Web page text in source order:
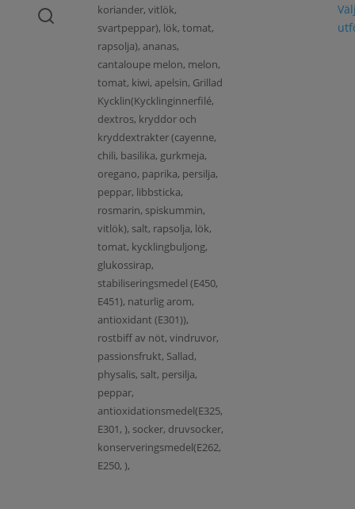
koriander, vitlök,
svartpeppar), lök, tomat,
rapsolja), ananas,
cantaloupe melon, melon,
tomat, kiwi, apelsin, Grillad
Kycklin(Kycklinginnerfilé,
dextros, kryddor och
kryddextrakter (cayenne,
chili, basilika, gurkmeja,
oregano, paprika, persilja,
peppar, libbsticka,
rosmarin, spiskummin,
vitlök), salt, rapsolja, lök,
tomat, kycklingbuljong,
glukossirap,
stabiliseringsmedel (E450,
E451), naturlig arom,
antioxidant (E301)),
rostbiff av nöt, vindruvor,
passionsfrukt, Sallad,
physalis, salt, persilja,
peppar,
antioxidationsmedel(E325,
E301, ), socker, druvsocker,
konserveringsmedel(E262,
E250, ),